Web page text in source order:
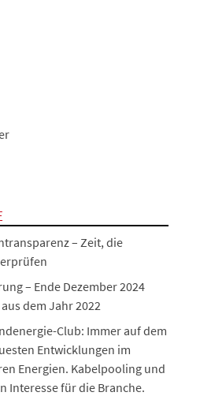
– Zeit, die
– Ende Dezember 2024
dem Jahr 2022
Club: Immer auf dem
Entwicklungen im
Energien. Kabelpooling und
Interesse für die Branche.